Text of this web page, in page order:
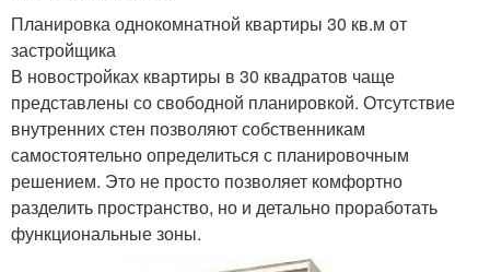
Планировка однокомнатной квартиры 30 кв.м от
застройщика
В новостройках квартиры в 30 квадратов чаще
представлены со свободной планировкой. Отсутствие
внутренних стен позволяют собственникам
самостоятельно определиться с планировочным
решением. Это не просто позволяет комфортно
разделить пространство, но и детально проработать
функциональные зоны.